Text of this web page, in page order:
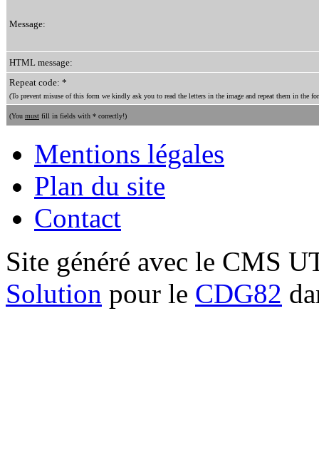
Message:
HTML message:
Repeat code: *
(To prevent misuse of this form we kindly ask you to read the letters in the image and repeat them in the
(You must fill in fields with * correctly!)
Mentions légales
Plan du site
Contact
Site généré avec le CMS
Solution pour le CDG82